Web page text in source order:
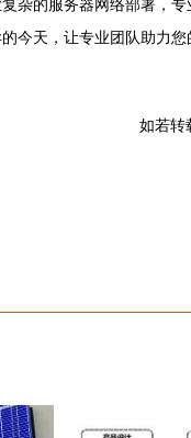
杂的服务器网络部署，
今天，让专业团队助力您
如若转